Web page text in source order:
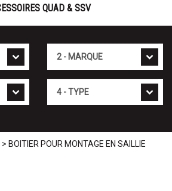
QUAD & SSV
> BOITIER POUR MONTAGE EN SAILLIE